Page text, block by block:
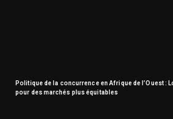
Politique de la concurrence en Afrique de l’Ouest :
pour des marchés plus équitables